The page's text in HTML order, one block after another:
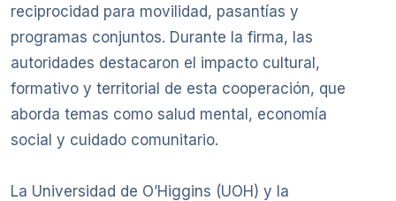
reciprocidad para movilidad, pasantías y
programas conjuntos. Durante la firma, las
autoridades destacaron el impacto cultural,
formativo y territorial de esta cooperación, que
aborda temas como salud mental, economía
social y cuidado comunitario.
La Universidad de O’Higgins (UOH) y la